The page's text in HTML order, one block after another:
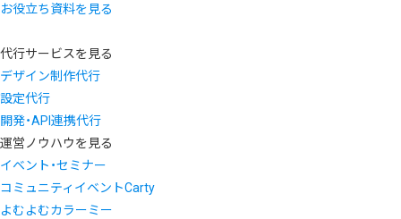
お役立ち資料を見る
代行サービスを見る
デザイン制作代行
設定代行
開発・API連携代行
運営ノウハウを見る
イベント・セミナー
コミュニティイベントCarty
よむよむカラーミー